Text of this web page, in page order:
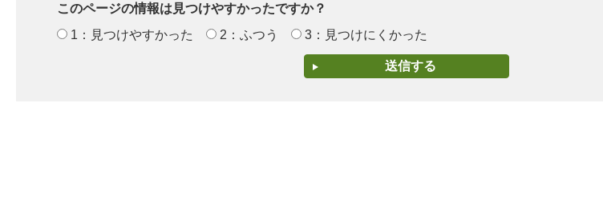
このページの情報は見つけやすかったですか？
1：見つけやすかった
2：ふつう 3：見つけにくかった